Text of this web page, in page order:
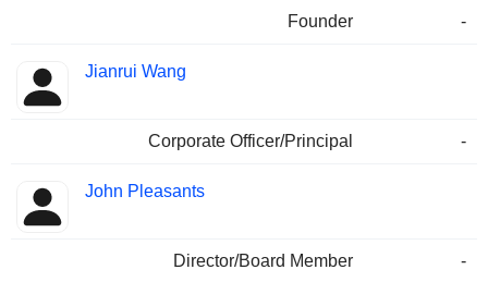
Founder -
Jianrui Wang
Corporate Officer/Principal -
John Pleasants
Director/Board Member -